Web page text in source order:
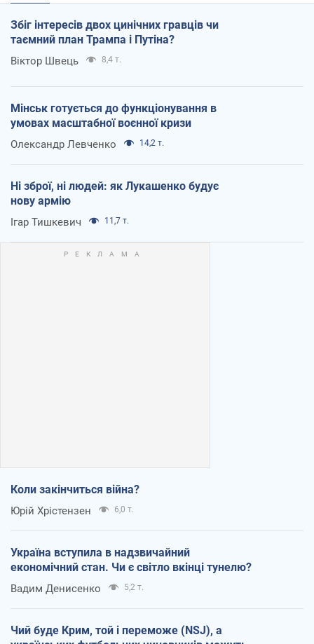
Збіг інтересів двох цинічних гравців чи
таємний план Трампа і Путіна?
Віктор Швець 8,4 т.
Мінськ готується до функціонування в
умовах масштабної воєнної кризи
Олександр Левченко 14,2 т.
Ні зброї, ні людей: як Лукашенко будує
нову армію
Ігар Тишкевич 11,7 т.
Коли закінчиться війна?
Юрій Хрістензен 6,0 т.
Україна вступила в надзвичайний
економічний стан. Чи є світло вкінці тунелю?
Вадим Денисенко 5,2 т.
Чий буде Крим, той і переможе (NSJ), а